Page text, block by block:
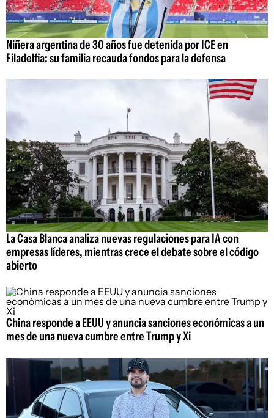
Niñera argentina de 30 años fue detenida por ICE en
Filadelfia: su familia recauda fondos para la defensa
La Casa Blanca analiza nuevas regulaciones para IA con
empresas líderes, mientras crece el debate sobre el código
abierto
China responde a EEUU y anuncia sanciones económicas a un
mes de una nueva cumbre entre Trump y Xi